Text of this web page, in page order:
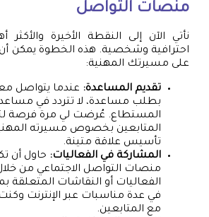
منصات التواصل
نأتي الآن إلى النقطة الأخيرة والأكثر
احترافية وشخصية. هذه الخطوة يمكن أن
على مسيرتك المهنية:
تقديم المساعدة: عندما يتواصل
بطلب مساعدة، لا تتردد في
المستطاع. عُرضت لي مرة فرصة
المتابعين بخصوص مسيرته
تأسيس علاقة متينة.
المشاركة في الفعاليات: حاول أن
منصات التواصل الاجتماعي من
الفعاليات أو النقاشات المتعلقة
في عدة مناسبات عبر الإنترنت
مع المتابعين.